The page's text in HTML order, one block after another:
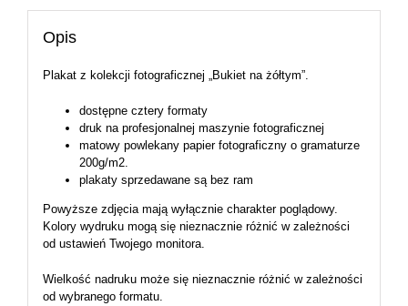
Opis
Plakat z kolekcji fotograficznej „Bukiet na żółtym”.
dostępne cztery formaty
druk na profesjonalnej maszynie fotograficznej
matowy powlekany papier fotograficzny o gramaturze
200g/m2.
plakaty sprzedawane są bez ram
Powyższe zdjęcia mają wyłącznie charakter poglądowy.
Kolory wydruku mogą się nieznacznie różnić w zależności
od ustawień Twojego monitora.
Wielkość nadruku może się nieznacznie różnić w zależności
od wybranego formatu.